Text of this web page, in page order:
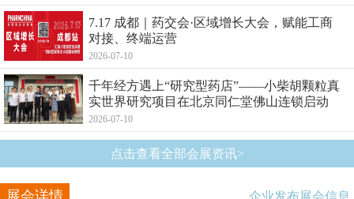
7.17 成都｜药交会·区域增长大会，赋能工商
对接、终端运营
2026-07-10
千年经方遇上“研究型药店”——小柴胡颗粒真
实世界研究项目在北京同仁堂佛山连锁启动
2026-07-10
点击查看全部会展资讯>